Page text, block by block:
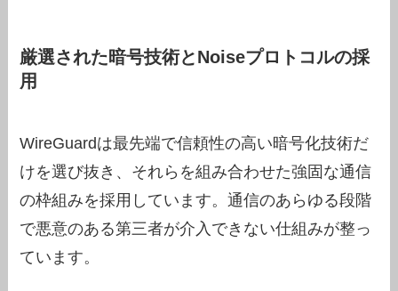
厳選された暗号技術とNoiseプロトコルの採
用
WireGuardは最先端で信頼性の高い暗号化技術だ
けを選び抜き、それらを組み合わせた強固な通信
の枠組みを採用しています。通信のあらゆる段階
で悪意のある第三者が介入できない仕組みが整っ
ています。